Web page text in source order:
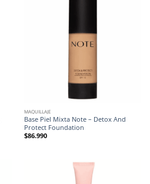
MAQUILLAJE
Base Piel Mixta Note – Detox And
Protect Foundation
$86.990